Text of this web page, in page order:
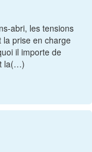
abri, les tensions
la prise en charge
il importe de
la(…)